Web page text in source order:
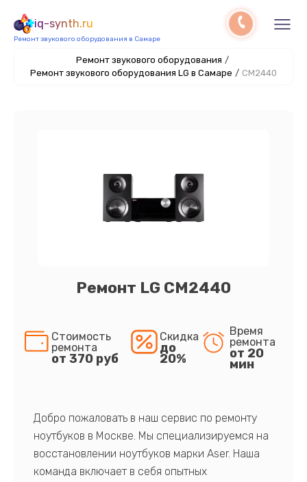
iq-synth.ru
Ремонт звукового оборудования в Самаре
Ремонт звукового оборудования /
Ремонт звукового оборудования LG в Самаре / CM2440
Ремонт LG CM2440
Стоимость
ремонта
от 370 руб
Скидка
до
20%
Время
ремонта
от 20
мин
Добро пожаловать в наш сервис по ремонту
ноутбуков в Москве. Мы специализируемся на
восстановлении ноутбуков марки Aser. Наша
команда включает в себя опытных